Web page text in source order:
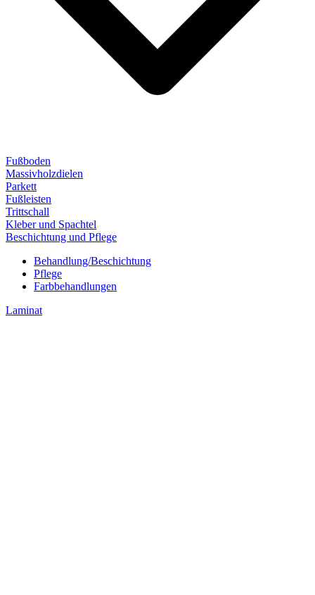
Fußboden
Massivholzdielen
Parkett
Fußleisten
Trittschall
Kleber und Spachtel
Beschichtung und Pflege
Behandlung/Beschichtung
Pflege
Farbbehandlungen
Laminat